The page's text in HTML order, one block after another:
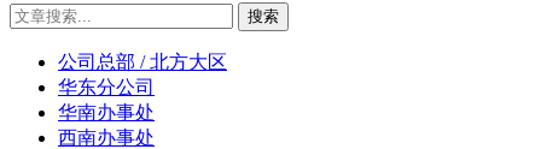
公司总部 / 北方大区
华东分公司
华南办事处
西南办事处